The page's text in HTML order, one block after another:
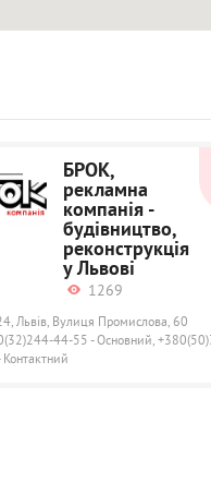
БРОК,
рекламна
компанія -
будівництво,
реконструкція
у Львові
1269
Львів, Вулиця Промислова, 60
44-55 - Основний,